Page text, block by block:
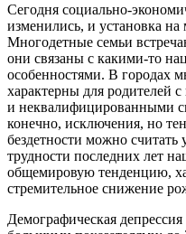
Сегодня социально-
изменились, и установка
Многодетные семьи
они связаны с какими-то
особенностями. В городах
характерны для родителей
и неквалифицирован­ными
конечно, исключения, но
бездетности можно
трудности последних лет
общемиро­вую тенденцию,
стремительное снижение
Демографическая